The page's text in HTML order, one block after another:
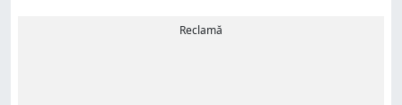
Reclamă